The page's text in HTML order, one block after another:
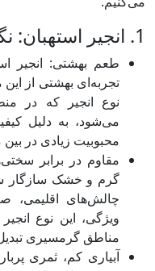
1. انجیر استهبان: نگینی از جنوب ایران
طعم بهشتی: انجیر
تجربه‌ای بهشتی از
نوع انجیر که در
می‌شود، به دلیل
محبوبیت زیادی در
مقاوم در برابر
گرم و خشک سازگار
چالش‌های اقلیمی،
ویژگی، این نوع
مناطق گرمسیری
آبیاری کم، ثمری